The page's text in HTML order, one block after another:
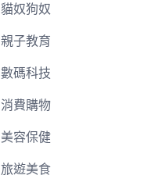
貓奴狗奴
親子教育
數碼科技
消費購物
美容保健
旅遊美食